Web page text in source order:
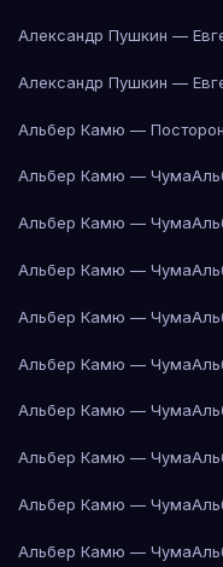
Александр Пушкин —
Александр Пушкин —
Альбер Камю —
Альбер Камю — Чума
Альбер Камю — Чума
Альбер Камю — Чума
Альбер Камю — Чума
Альбер Камю — Чума
Альбер Камю — Чума
Альбер Камю — Чума
Альбер Камю — Чума
Альбер Камю — Чума